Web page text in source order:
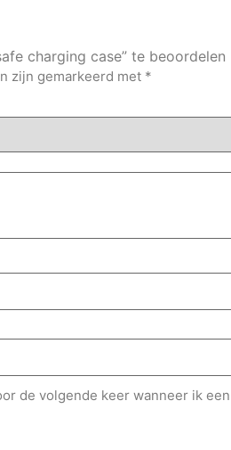
charging case” te beoordelen
zijn gemarkeerd met *
de volgende keer wanneer ik